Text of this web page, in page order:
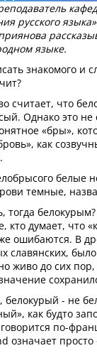
русского
языке.
знакомого и
считает, что
Однако это
«бры»,
как
белые
темные,
тогда
кто думает, что
ошибаются. В
славянских,
живо до сих пор,
белокурый - не
как будто
по-
означает просто